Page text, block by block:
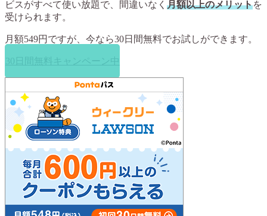
ビスがすべて使い放題で、間違いなく 月額以上のメリットを
受けられます。
月額549円ですが、今なら30日間無料でお試しができます。
30日間無料キャンペーン中